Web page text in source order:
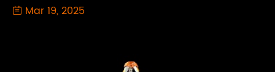
 Mar 19, 2025